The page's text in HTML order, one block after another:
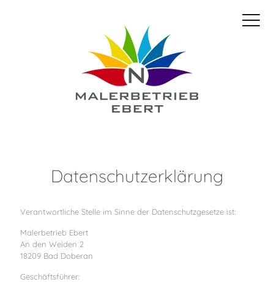
Datenschutzerklärung
Verantwortliche Stelle im Sinne der Datenschutzgesetze ist:
Malerbetrieb Ebert
An den Weiden 2
18209 Bad Doberan
Geschäftsführer: